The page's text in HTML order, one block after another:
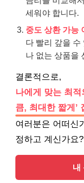
세워야 합니다.
중도 상환 가능
다 빨리 갚을 수
나 없는 상품을
결론적으로,
나에게 맞는 최
큼, 최대한 짧게’
여러분은 어떠신
정하고 계신가요?
내